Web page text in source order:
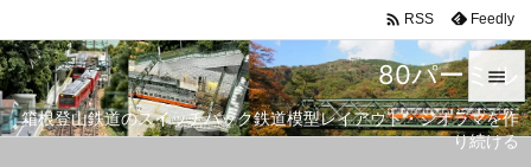
80パーミル
箱根登山鉄道のスイッチバック鉄道模型レイアウト・ジオラマを作
り続ける


メニュ
 RSS Feedly